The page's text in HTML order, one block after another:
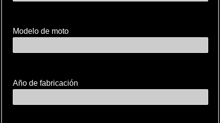
Modelo de moto
Año de fabricación